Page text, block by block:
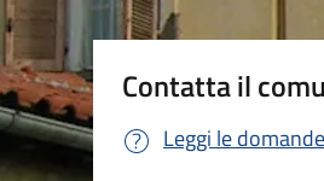
Contatta il
Leggi le